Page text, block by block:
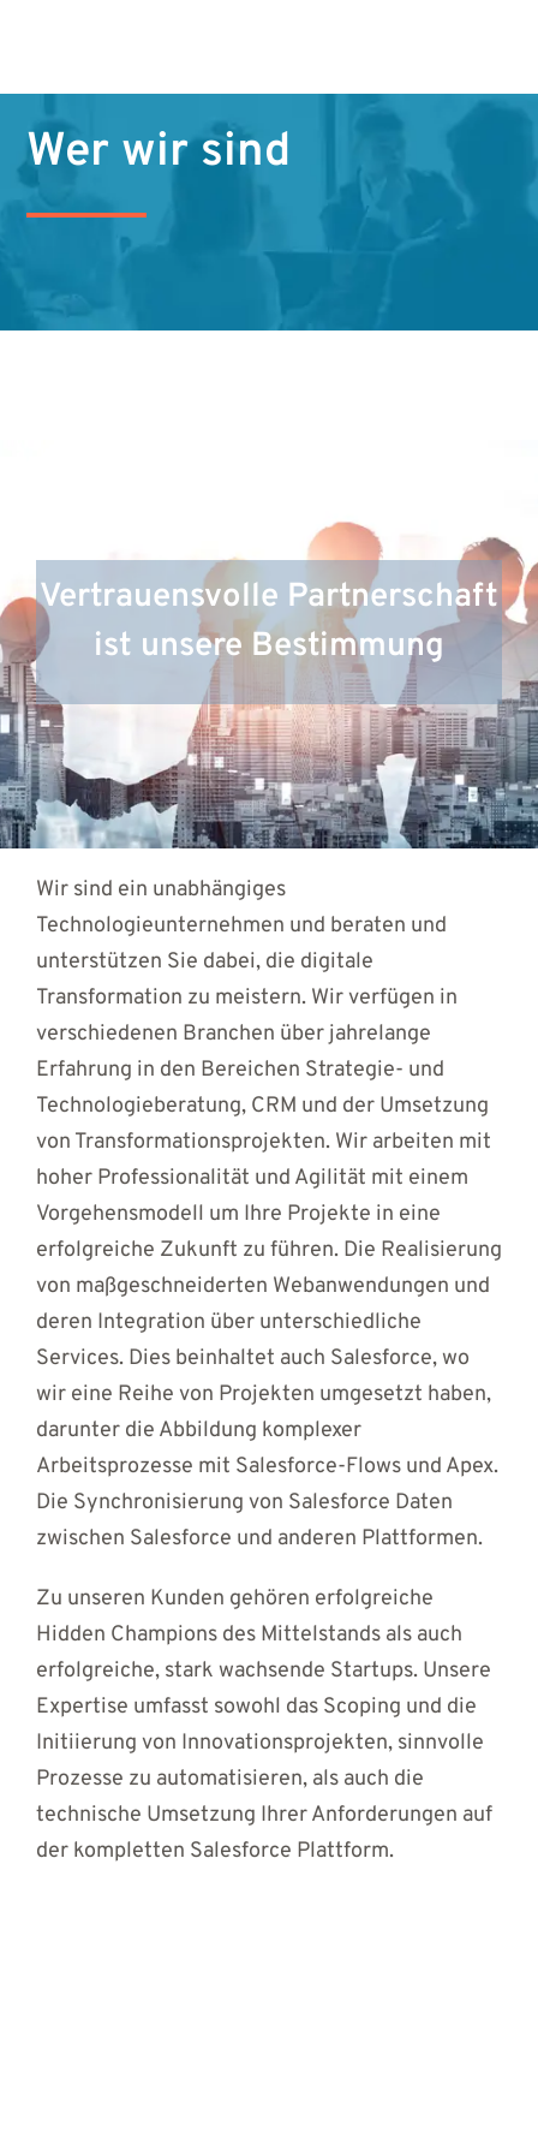
Wer wir sind
Vertrauensvolle Partnerschaft
ist unsere Bestimmung
Wir sind ein unabhängiges
Technologieunternehmen und beraten und
unterstützen Sie dabei, die digitale
Transformation zu meistern. Wir verfügen in
verschiedenen Branchen über jahrelange
Erfahrung in den Bereichen Strategie- und
Technologieberatung, CRM und der Umsetzung
von Transformationsprojekten. Wir arbeiten mit
hoher Professionalität und Agilität mit einem
Vorgehensmodell um Ihre Projekte in eine
erfolgreiche Zukunft zu führen. Die Realisierung
von maßgeschneiderten Webanwendungen und
deren Integration über unterschiedliche
Services. Dies beinhaltet auch Salesforce, wo
wir eine Reihe von Projekten umgesetzt haben,
darunter die Abbildung komplexer
Arbeitsprozesse mit Salesforce-Flows und Apex.
Die Synchronisierung von Salesforce Daten
zwischen Salesforce und anderen Plattformen.
Zu unseren Kunden gehören erfolgreiche
Hidden Champions des Mittelstands als auch
erfolgreiche, stark wachsende Startups. Unsere
Expertise umfasst sowohl das Scoping und die
Initiierung von Innovationsprojekten, sinnvolle
Prozesse zu automatisieren, als auch die
technische Umsetzung Ihrer Anforderungen auf
der kompletten Salesforce Plattform.